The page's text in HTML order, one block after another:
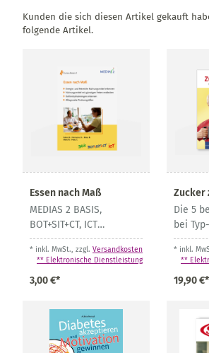
Kunden die sich diesen Artikel gekauft
folgende Artikel.
Essen nach Maß
3,00 €*
MEDIAS 2 BASIS,
BOT+SIT+CT, ICT
Bausteintabelle
* inkl. MwSt., zzgl. Versandkosten
** Elektronische Dienstleistung
Zucker
19,90 €*
Die 5
bei
* inkl.
**